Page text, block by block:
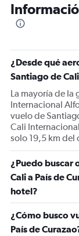
¿Desde qué
Santiago de
La mayoría de la
Internacional
vuelo de
Cali
solo 19,5 km del
¿Puedo buscar
Cali a País de
hotel?
¿Cómo busco
País de